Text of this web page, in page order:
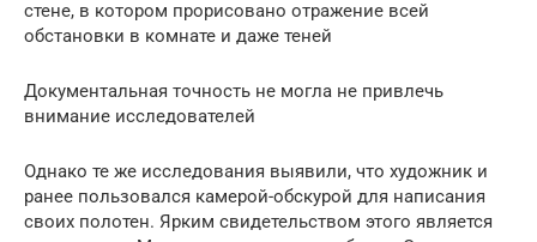
стене, в котором прорисовано отражение всей
обстановки в комнате и даже теней
Документальная точность не могла не привлечь
внимание исследователей
Однако те же исследования выявили, что художник и
ранее пользовался камерой-обскурой для написания
своих полотен. Ярким свидетельством этого является